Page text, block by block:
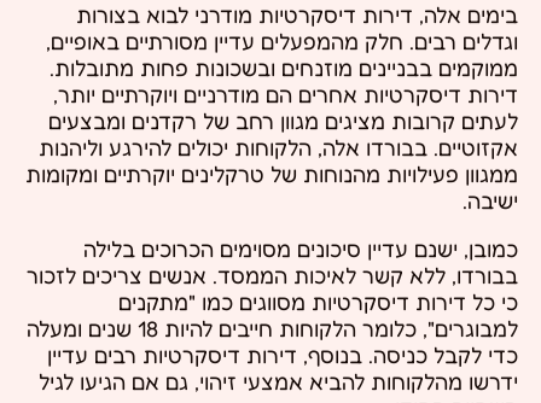
בימים אלה, דירות דיסקרטיות מודרני לבוא בצורות
וגדלים רבים. חלק מהמפעלים עדיין מסורתיים באופיים,
ממוקמים בבניינים מוזנחים ובשכונות פחות מתובלות.
דירות דיסקרטיות אחרים הם מודרניים ויוקרתיים יותר,
לעתים קרובות מציגים מגוון רחב של רקדנים ומבצעים
אקזוטיים. בבורדו אלה, הלקוחות יכולים להירגע וליהנות
ממגוון פעילויות מהנוחות של טרקלינים יוקרתיים ומקומות
ישיבה.
כמובן, ישנם עדיין סיכונים מסוימים הכרוכים בלילה
בבורדו, ללא קשר לאיכות הממסד. אנשים צריכים לזכור
כי כל דירות דיסקרטיות מסווגים כמו "מתקנים
למבוגרים", כלומר הלקוחות חייבים להיות 18 שנים ומעלה
כדי לקבל כניסה. בנוסף, דירות דיסקרטיות רבים עדיין
ידרשו מהלקוחות להביא אמצעי זיהוי, גם אם הגיעו לגיל